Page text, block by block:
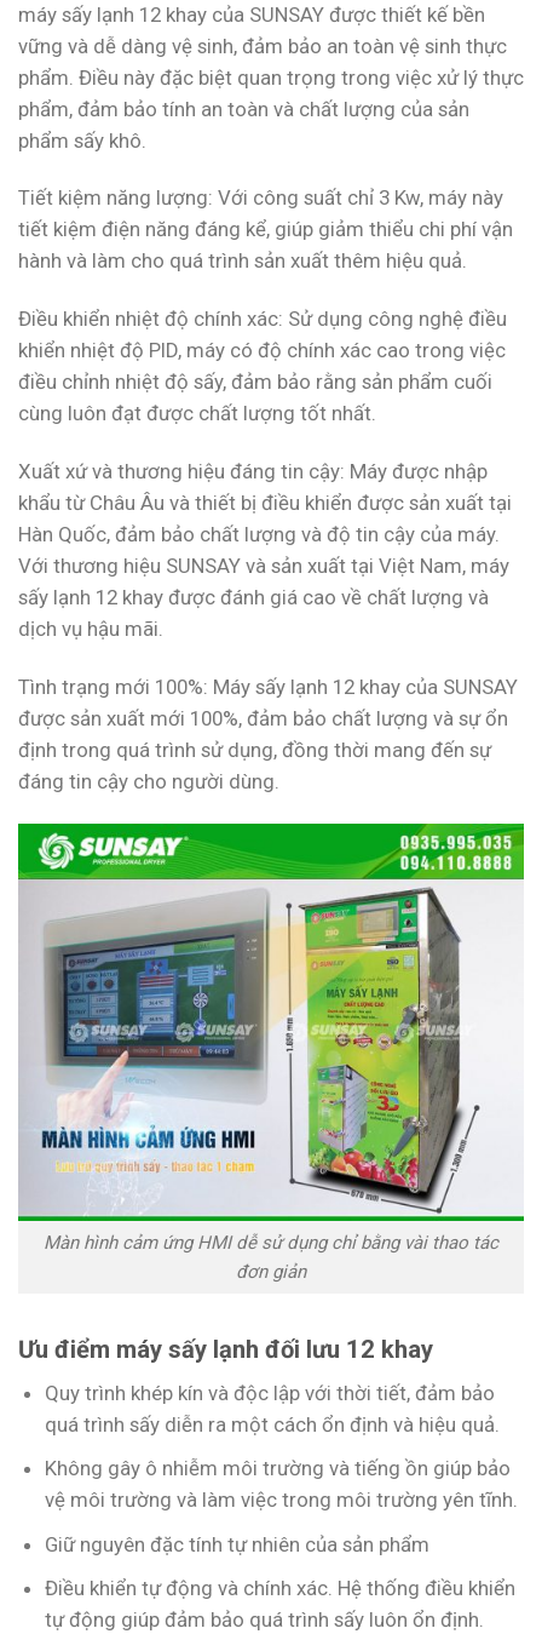
máy sấy lạnh 12 khay của SUNSAY được thiết kế bền
vững và dễ dàng vệ sinh, đảm bảo an toàn vệ sinh thực
phẩm. Điều này đặc biệt quan trọng trong việc xử lý thực
phẩm, đảm bảo tính an toàn và chất lượng của sản
phẩm sấy khô.
Tiết kiệm năng lượng: Với công suất chỉ 3 Kw, máy này
tiết kiệm điện năng đáng kể, giúp giảm thiểu chi phí vận
hành và làm cho quá trình sản xuất thêm hiệu quả.
Điều khiển nhiệt độ chính xác: Sử dụng công nghệ điều
khiển nhiệt độ PID, máy có độ chính xác cao trong việc
điều chỉnh nhiệt độ sấy, đảm bảo rằng sản phẩm cuối
cùng luôn đạt được chất lượng tốt nhất.
Xuất xứ và thương hiệu đáng tin cậy: Máy được nhập
khẩu từ Châu Âu và thiết bị điều khiển được sản xuất tại
Hàn Quốc, đảm bảo chất lượng và độ tin cậy của máy.
Với thương hiệu SUNSAY và sản xuất tại Việt Nam, máy
sấy lạnh 12 khay được đánh giá cao về chất lượng và
dịch vụ hậu mãi.
Tình trạng mới 100%: Máy sấy lạnh 12 khay của SUNSAY
được sản xuất mới 100%, đảm bảo chất lượng và sự ổn
định trong quá trình sử dụng, đồng thời mang đến sự
đáng tin cậy cho người dùng.
Màn hình cảm ứng HMI dễ sử dụng chỉ bằng vài thao tác
đơn giản
Ưu điểm máy sấy lạnh đối lưu 12 khay
Quy trình khép kín và độc lập với thời tiết, đảm bảo
quá trình sấy diễn ra một cách ổn định và hiệu quả.
Không gây ô nhiễm môi trường và tiếng ồn giúp bảo
vệ môi trường và làm việc trong môi trường yên tĩnh.
Giữ nguyên đặc tính tự nhiên của sản phẩm
Điều khiển tự động và chính xác. Hệ thống điều khiển
tự động giúp đảm bảo quá trình sấy luôn ổn định.